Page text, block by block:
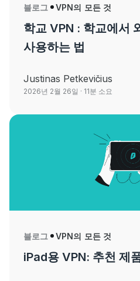
블로그 VPN의 모든 것
학교 VPN : 학교에서
사용하는 법
Justinas Petkevičius
2026년 2월 26일 · 11분 소요
블로그 VPN의 모든 것
iPad용 VPN: 추천 제